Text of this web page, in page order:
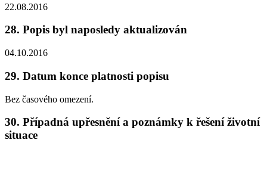
22.08.2016
28. Popis byl naposledy aktualizován
04.10.2016
29. Datum konce platnosti popisu
Bez časového omezení.
30. Případná upřesnění a poznámky k řešení životní
situace